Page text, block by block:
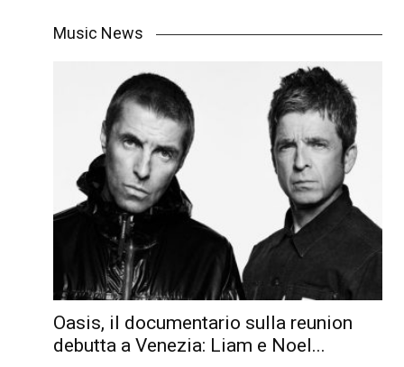
Music News
Oasis, il documentario sulla reunion
debutta a Venezia: Liam e Noel...